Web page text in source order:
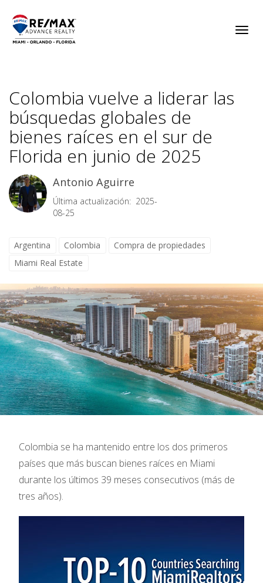
Colombia vuelve a liderar las
búsquedas globales de
bienes raíces en el sur de
Florida en junio de 2025
Antonio Aguirre
Última actualización: 2025-
08-25
Argentina Colombia
Compra de propiedades
Miami Real Estate
Colombia se ha mantenido entre los dos primeros
países que más buscan bienes raíces en Miami
durante los últimos 39 meses consecutivos (más de
tres años).